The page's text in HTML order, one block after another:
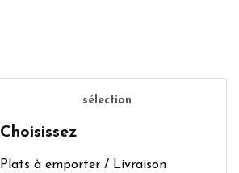
sélection
Choisissez
Plats à emporter / Livraison